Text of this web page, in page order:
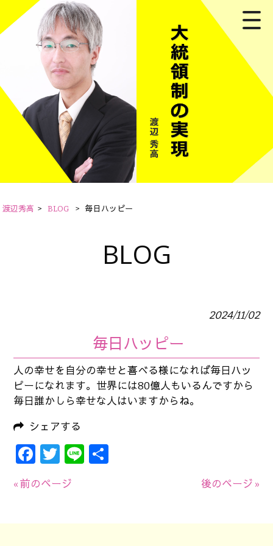
渡辺秀高 > BLOG > 毎日ハッピー
BLOG
2024/11/02
毎日ハッピー
人の幸せを自分の幸せと喜べる様になれば毎日ハッ
ピーになれます。世界には80億人もいるんですから
毎日誰かしら幸せな人はいますからね。
シェアする
Facebook
Twitter
Line
« 前のページ 後のページ »